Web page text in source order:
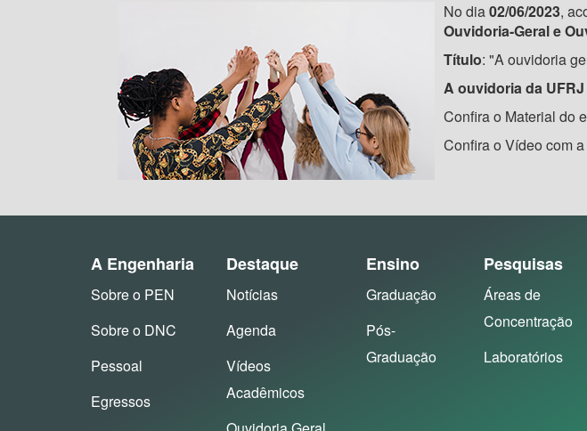
No dia02/06/2023,
Ouvidoria-Geral e
Título: "A ouvidoria
A ouvidoria da
Confira o Material do
Confira o Vídeo com
A Engenharia
Sobre o PEN
Sobre o DNC
Pessoal
Egressos
Destaque
Notícias
Agenda
Vídeos
Acadêmicos
Ensino
Graduação
Pós-
Graduação
Pesquisas
Áreas de
Concentração
Laboratórios